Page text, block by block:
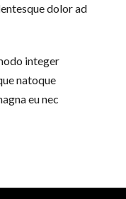
dolor ad
integer
natoque
eu nec